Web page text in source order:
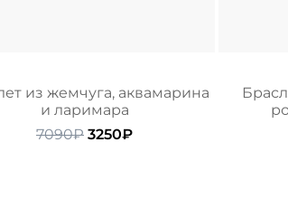
из жемчуга, аквамарина
и ларимара
7090₽ Первоначальная
3250₽Текущая